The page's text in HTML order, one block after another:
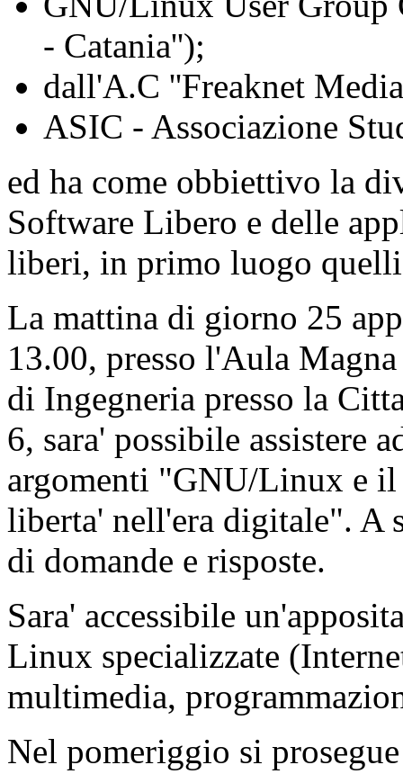
- Catania'');
dall'A.C ''Freaknet
ASIC - Associazione
ed ha come obbiettivo la
Software Libero e delle
liberi, in primo luogo
La mattina di giorno 25
13.00, presso l'Aula
di Ingegneria presso la
6, sara' possibile assistere
argomenti "GNU/Linux e
liberta' nell'era digitale". A
di domande e risposte.
Sara' accessibile
Linux specializzate
multimedia,
Nel pomeriggio si